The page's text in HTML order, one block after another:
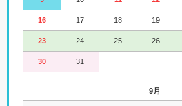
16 17 18 19
23 24 25 26
30 31
9月